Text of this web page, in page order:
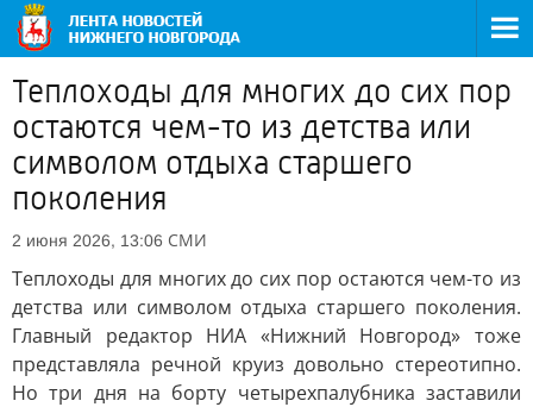
Теплоходы для многих до сих пор
остаются чем-то из детства или
символом отдыха старшего
поколения
2 июня 2026, 13:06 СМИ
Теплоходы для многих до сих пор остаются чем-то из
детства или символом отдыха старшего поколения.
Главный редактор НИА «Нижний Новгород» тоже
представляла речной круиз довольно стереотипно.
Но три дня на борту четырехпалубника заставили